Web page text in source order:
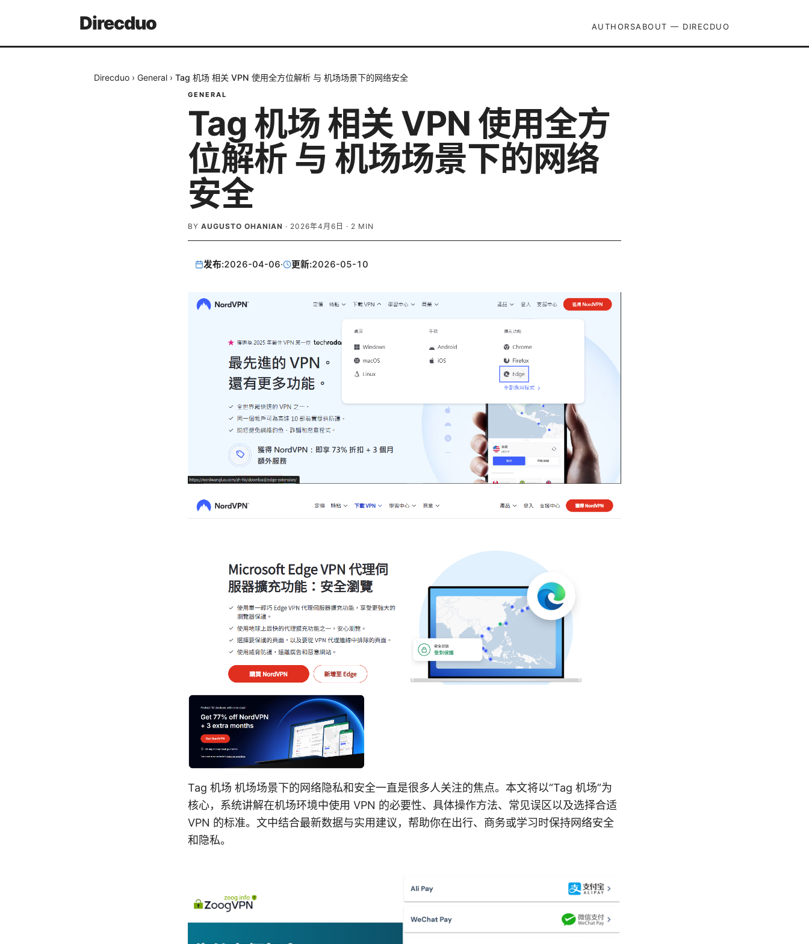
Direcduo AUTHORSABOUT — DIRECDUO
Direcduo › General › Tag 机场 相关 VPN 使用全方位解析 与 机场场景下的网络安全
GENERAL
Tag 机场 相关 VPN 使用全方
位解析 与 机场场景下的网络
安全
BY AUGUSTO OHANIAN · 2026年4月6日 · 2 MIN
发布:2026-04-06· 更新:2026-05-10
Tag 机场 机场场景下的网络隐私和安全一直是很多人关注的焦点。本文将以“Tag 机场”为
核心，系统讲解在机场环境中使用 VPN 的必要性、具体操作方法、常见误区以及选择合适
VPN 的标准。文中结合最新数据与实用建议，帮助你在出行、商务或学习时保持网络安全
和隐私。